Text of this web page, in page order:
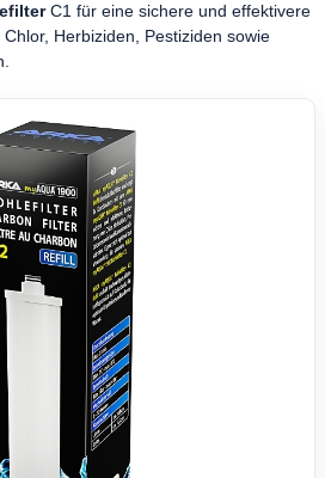
C1 für eine sichere und effektivere
Herbiziden, Pestiziden sowie